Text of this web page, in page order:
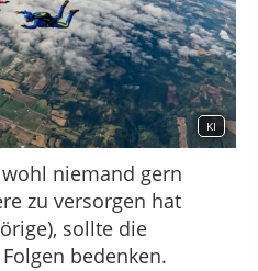
KI
niemand gern
zu versorgen hat
sollte die
bedenken.